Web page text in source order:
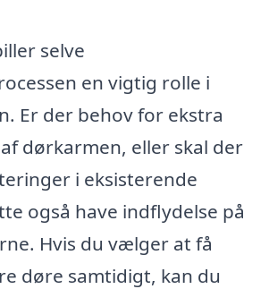
selve
en vigtig rolle i
Er der behov for ekstra
dørkarmen, eller skal der
i eksisterende
også have indflydelse på
Hvis du vælger at få
døre samtidigt, kan du